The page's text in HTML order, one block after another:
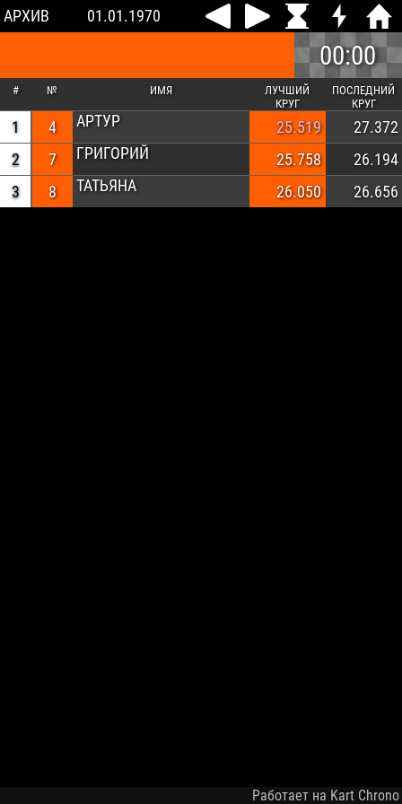
АРХИВ 01.01.1970
00:00
# № ИМЯ
ЛУЧШИЙ
КРУГ
ПОСЛЕДНИЙ
КРУГ
1 4 АРТУР 25.519
27.372
2
7 ГРИГОРИЙ 25.758
26.194
3
8 ТАТЬЯНА 26.050 26.656
Работает на Kart Chrono